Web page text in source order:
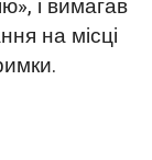
і вимагав
на місці